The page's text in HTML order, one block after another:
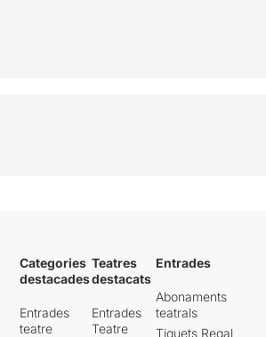
Categories
destacades
Entrades
teatre
Teatres
destacats
Entrades
Teatre
Entrades
Abonaments
teatrals
Tiquets Regal